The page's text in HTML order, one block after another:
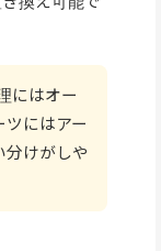
にはオー
にはアー
分けがしや